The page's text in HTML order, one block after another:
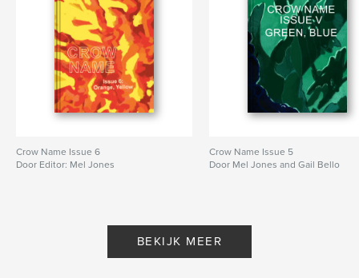
Crow Name Issue 6
Door Editor: Mel Jones
Crow Name Issue 5
Door Mel Jones and Gail Bello
BEKIJK MEER